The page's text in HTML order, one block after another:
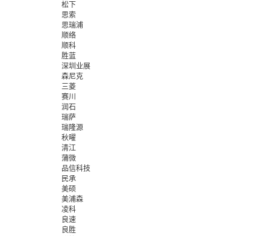
松下
思索
思瑞浦
顺络
顺科
胜蓝
深圳业展
森尼克
三菱
赛川
润石
瑞萨
瑞隆源
秋曜
清江
蒲微
品信科技
民承
美硕
美浦森
凌科
良速
良胜